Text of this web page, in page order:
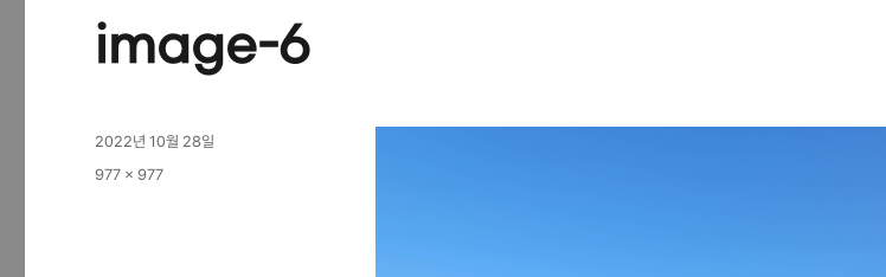
image-6
작
성
2022년 10월 28일
전
977 × 977